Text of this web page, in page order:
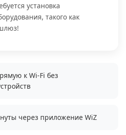
установка
такого как
к Wi-Fi без
через приложение WiZ